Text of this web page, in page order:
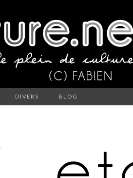
DIVERS BLOG